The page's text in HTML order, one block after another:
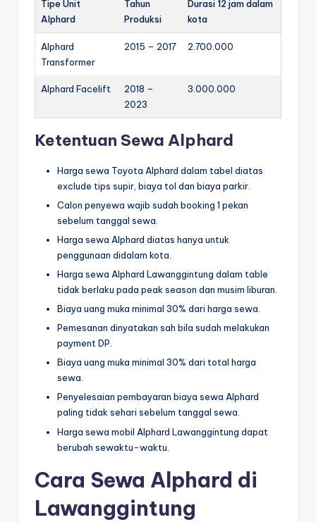
Tipe Unit
Alphard
Tahun
Produksi
Durasi 12 jam dalam
kota
Alphard
Transformer
2015 – 2017 2.700.000
Alphard Facelift
2018 –
2023
3.000.000
Ketentuan Sewa Alphard
Harga sewa Toyota Alphard dalam tabel diatas
exclude tips supir, biaya tol dan biaya parkir.
Calon penyewa wajib sudah booking 1 pekan
sebelum tanggal sewa.
Harga sewa Alphard diatas hanya untuk
penggunaan didalam kota.
Harga sewa Alphard Lawanggintung dalam table
tidak berlaku pada peak season dan musim liburan.
Biaya uang muka minimal 30% dari harga sewa.
Pemesanan dinyatakan sah bila sudah melakukan
payment DP.
Biaya uang muka minimal 30% dari total harga
sewa.
Penyelesaian pembayaran biaya sewa Alphard
paling tidak sehari sebelum tanggal sewa.
Harga sewa mobil Alphard Lawanggintung dapat
berubah sewaktu-waktu.
Cara Sewa Alphard di
Lawanggintung